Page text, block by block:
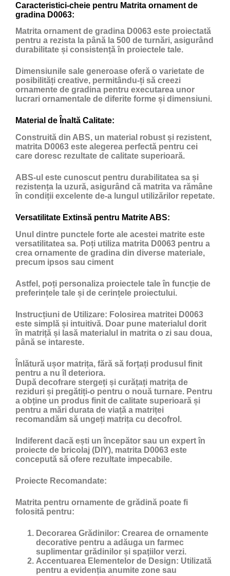
Caracteristici-cheie pentru Matrita ornament de
gradina D0063:
Matrita ornament de gradina D0063 este proiectată
pentru a rezista la până la 500 de turnări, asigurând
durabilitate și consistență în proiectele tale.
Dimensiunile sale generoase oferă o varietate de
posibilități creative, permitându-ți să creezi
ornamente de gradina pentru executarea unor
lucrari ornamentale de diferite forme și dimensiuni.
Material de Înaltă Calitate:
Construită din ABS, un material robust și rezistent,
matrita D0063 este alegerea perfectă pentru cei
care doresc rezultate de calitate superioară.
ABS-ul este cunoscut pentru durabilitatea sa și
rezistența la uzură, asigurând că matrita va rămâne
în condiții excelente de-a lungul utilizărilor repetate.
Versatilitate Extinsă pentru Matrite ABS:
Unul dintre punctele forte ale acestei matrite este
versatilitatea sa. Poți utiliza matrita D0063 pentru a
crea ornamente de gradina din diverse materiale,
precum ipsos sau ciment
Astfel, poți personaliza proiectele tale în funcție de
preferințele tale și de cerințele proiectului.
Instrucțiuni de Utilizare: Folosirea matritei D0063
este simplă și intuitivă. Doar pune materialul dorit
în matriță și lasă materialul in matrita o zi sau doua,
până se intareste.
Înlătură ușor matrița, fără să forțați produsul finit
pentru a nu îl deteriora.
După decofrare stergeți și curățați matrița de
reziduri și pregătiți-o pentru o nouă turnare. Pentru
a obține un produs finit de calitate superioară și
pentru a mări durata de viață a matriței
recomandăm să ungeți matrița cu decofrol .
Indiferent dacă ești un începător sau un expert în
proiecte de bricolaj (DIY), matrita D0063 este
concepută să ofere rezultate impecabile.
Proiecte Recomandate:
Matrita pentru ornamente de grădină poate fi
folosită pentru:
Decorarea Grădinilor: Crearea de ornamente
decorative pentru a adăuga un farmec
suplimentar grădinilor și spațiilor verzi.
Accentuarea Elementelor de Design: Utilizată
pentru a evidenția anumite zone sau